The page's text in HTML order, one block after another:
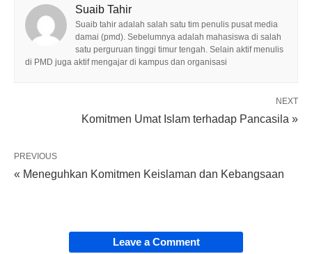
Suaib Tahir
Suaib tahir adalah salah satu tim penulis pusat media
damai (pmd). Sebelumnya adalah mahasiswa di salah
satu perguruan tinggi timur tengah. Selain aktif menulis
di PMD juga aktif mengajar di kampus dan organisasi
NEXT
Komitmen Umat Islam terhadap Pancasila »
PREVIOUS
« Meneguhkan Komitmen Keislaman dan Kebangsaan
Leave a Comment